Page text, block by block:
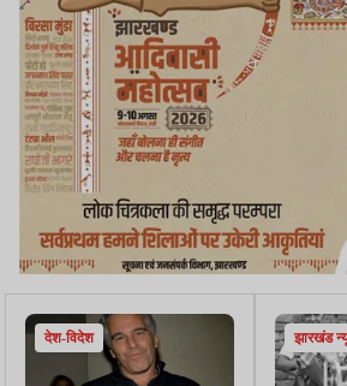
देश-विदेश झारखंड